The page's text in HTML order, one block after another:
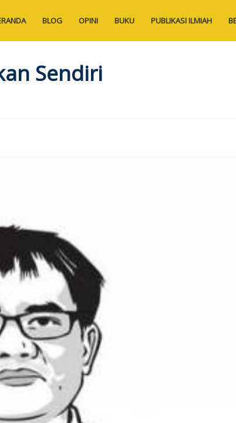
BLOG OPINI BUKU PUBLIKASI ILMIAH
Sendiri